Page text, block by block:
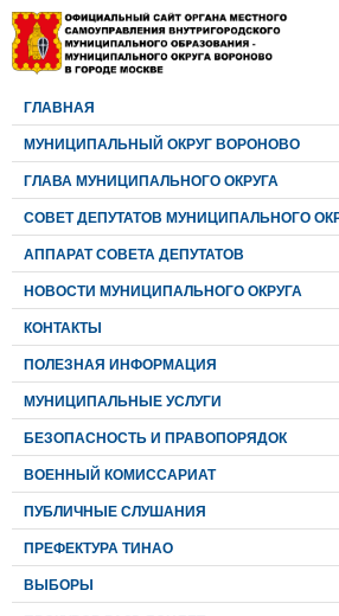
ГЛАВНАЯ
МУНИЦИПАЛЬНЫЙ ОКРУГ ВОРОНОВО
ГЛАВА МУНИЦИПАЛЬНОГО ОКРУГА
CОВЕТ ДЕПУТАТОВ МУНИЦИПАЛЬНОГО
АППАРАТ СОВЕТА ДЕПУТАТОВ
НОВОСТИ МУНИЦИПАЛЬНОГО ОКРУГА
КОНТАКТЫ
ПОЛЕЗНАЯ ИНФОРМАЦИЯ
МУНИЦИПАЛЬНЫЕ УСЛУГИ
БЕЗОПАСНОСТЬ И ПРАВОПОРЯДОК
ВОЕННЫЙ КОМИССАРИАТ
ПУБЛИЧНЫЕ СЛУШАНИЯ
ПРЕФЕКТУРА ТИНАО
ВЫБОРЫ